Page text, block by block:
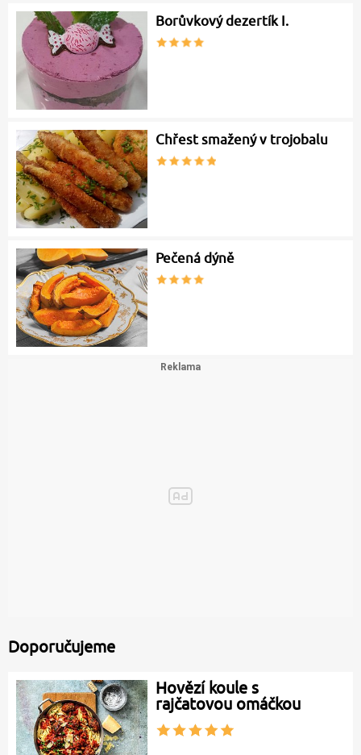
Borůvkový dezertík I.
Chřest smažený v trojobalu
Pečená dýně
Doporučujeme
Hovězí koule s
rajčatovou omáčkou